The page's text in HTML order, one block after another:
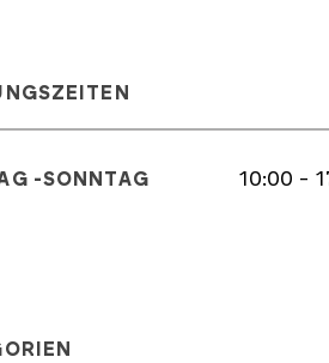
MONTAG -SONNTAG